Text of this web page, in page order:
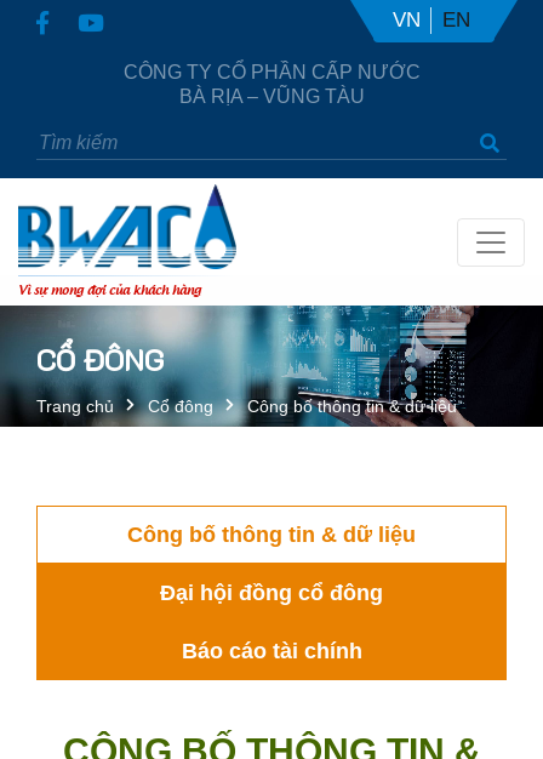
CÔNG TY CỔ PHẦN CẤP NƯỚC
BÀ RỊA – VŨNG TÀU
VN EN
Vì sự mong đợi của khách hàng
CỔ ĐÔNG
Trang chủ Cổ đông Công bố thông tin & dữ liệu
Công bố thông tin & dữ liệu
Đại hội đồng cổ đông
Báo cáo tài chính
CÔNG BỐ THÔNG TIN &